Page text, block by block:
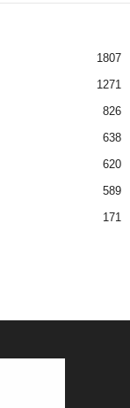
1807
1271
826
638
620
589
171